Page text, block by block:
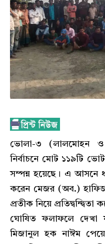
ভোলা-৩ (লালমোহন ও
নির্বাচনে মোট ১১৯টি
সম্পন্ন হয়েছে। এ আসনে
করেন মেজর (অব.)
প্রতীক নিয়ে
ঘোষিত ফলাফলে দেখা
মিজানুল হক নাঈম